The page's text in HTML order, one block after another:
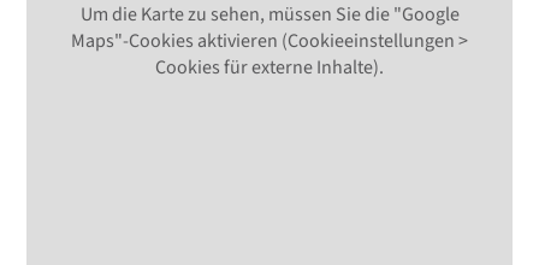
Um die Karte zu sehen, müssen Sie die "Google
Maps"-Cookies aktivieren (Cookieeinstellungen >
Cookies für externe Inhalte).